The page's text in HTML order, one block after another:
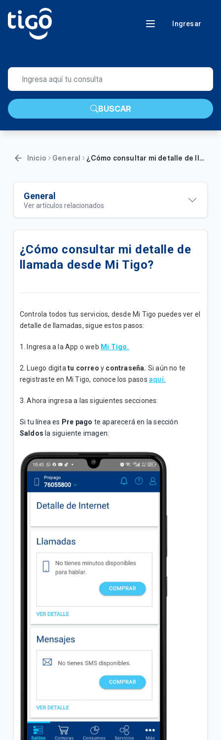
Ingresar
BUSCAR
Inicio General ¿Cómo consultar mi detalle de llamada desde Mi Tigo?
General
Ver artículos relacionados
Oferta|Paquetigos ilimitados con Tethering
Conoce toda la información clave sobre tu servicio
Post pago
Conoce todo sobre tu plan Tigo Hogar
Fixture de partidos | Tigo Sport - Espn
aprovechar al máximo tu línea Tigo Prepago.
seguridad fácilmente
Cómo evitar riesgos de seguridad al usar el Wi-Fi de
lugares públicos
Cómo convertir tu cámara en una herramienta
inteligente | Conoce Google Lens
Cuida tus finanzas | Aprende a controlar tus gastos
diarios y a ahorrar con estas apps.
VER MÁS
¿Cómo consultar mi detalle de
llamada desde Mi Tigo?
Controla todos tus servicios, desde Mi Tigo puedes ver el
detalle de llamadas, sigue estos pasos:
1. Ingresa a la App o web Mi Tigo.
2. Luego digita tu correoy contraseña. Si aún no te
registraste en Mi Tigo, conoce los pasos aquí.
3. Ahora ingresa a las siguientes secciones:
Si tu línea es Pre pago te aparecerá en la sección
Saldos la siguiente imagen: